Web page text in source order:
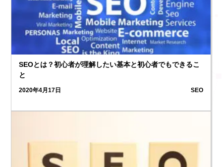
SEOとは？初心者が理解したい基本と初心者でもできるこ
と
2020年4月17日 SEO